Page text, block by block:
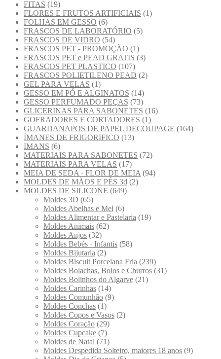
FITAS (19)
FLORES E FRUTOS ARTIFICIAIS (1)
FOLHAS EM GESSO (6)
FRASCOS DE LABORATÓRIO (5)
FRASCOS DE VIDRO (54)
FRASCOS PET - PROMOÇÃO (1)
FRASCOS PET e PEAD GRATIS (3)
FRASCOS PET PLASTICO (107)
FRASCOS POLIETILENO PEAD (2)
GEL PARA VELAS (1)
GESSO EM PÓ E ALGINATOS (14)
GESSO PERFUMADO PEÇAS (73)
GLICERINAS PARA SABONETES (16)
GOFRADORES E CORTADORES (1)
GUARDANAPOS DE PAPEL DECOUPAGE (164)
ÍMANES DE FRIGORIFICO (13)
IMANS (6)
MATERIAIS PARA SABONETES (72)
MATERIAIS PARA VELAS (17)
MEIA DE SEDA - FLOR DE MEIA (94)
MOLDES DE MÃOS E PÉS 3d (2)
MOLDES DE SILICONE (649)
Moldes 3D (65)
Moldes Abelhas e Mel (6)
Moldes Alimentar e Pastelaria (19)
Moldes Animais (62)
Moldes Anjos (32)
Moldes Bebés - Infantis (58)
Moldes Bijutaria (2)
Moldes Biscuit Porcelana Fria (239)
Moldes Bolachas, Bolos e Churros (31)
Moldes Bolinhos do Algarve (21)
Moldes Carinhas (14)
Moldes Comunhão (9)
Moldes Conchas (1)
Moldes Copos e Vasos (2)
Moldes Coração (29)
Moldes Cupcake (7)
Moldes de Natal (71)
Moldes Despedida Solteiro, maiores 18 anos (9)